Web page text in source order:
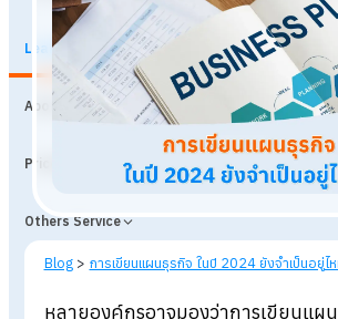
Learning
About
Prices
Others Service
Published: January 17, 2024 3,526
views